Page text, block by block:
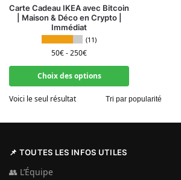
Carte Cadeau IKEA avec Bitcoin
| Maison & Déco en Crypto |
Immédiat
(11)
50€-250€
Choix des options
Ce produit a plusieurs variations. Les
Voici le seul résultat
📌 TOUTES LES INFOS UTILES
👥 L’Équipe